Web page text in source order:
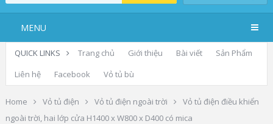
MENU
QUICK LINKS Trang chủ Giới thiệu Bài viết
Sản Phẩm
Liên hệ
Facebook Vỏ tủ bù
Home Vỏ tủ điện Vỏ tủ điện ngoài trời
Vỏ tủ điện điều khiển
ngoài trời, hai lớp cửa H1400 x W800 x D400 có mica